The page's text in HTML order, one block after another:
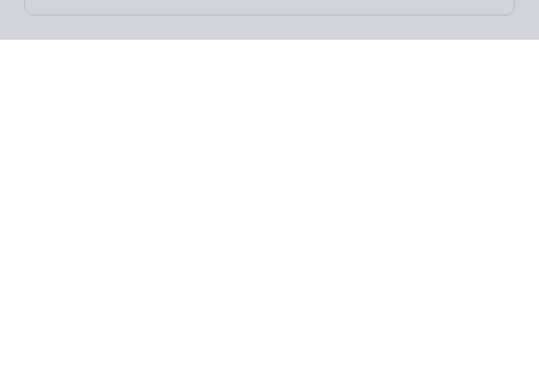
Theo dõi chúng tôi trên